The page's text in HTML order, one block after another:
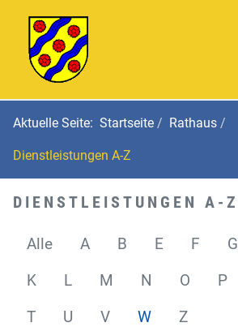
Aktuelle Seite: Startseite Rathaus
Dienstleistungen A-Z
DIENSTLEISTUNGEN A-Z
Alle A B E F G
K
L M N O P
T
U V W Z